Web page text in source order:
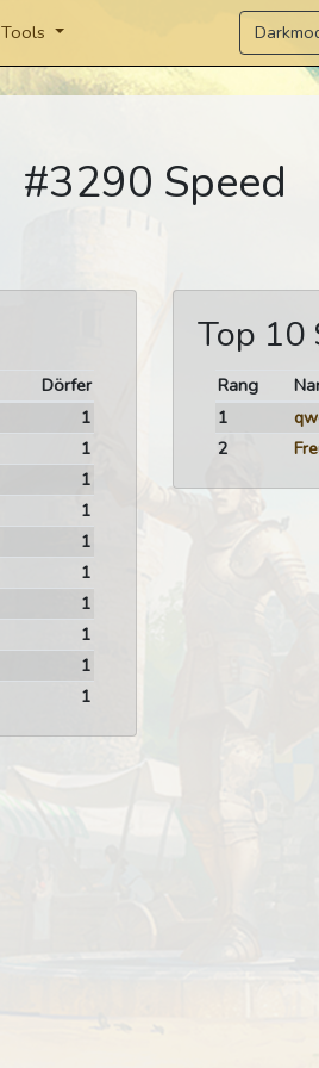
Tools
#3290 Speed
Dörfer
1
1
1
1
1
1
1
1
1
1
Top 10
Rang
1
2